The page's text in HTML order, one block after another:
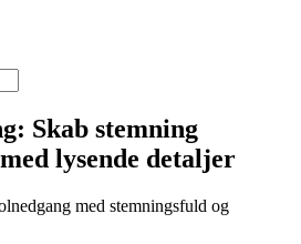
Skab stemning
lysende detaljer
med stemningsfuld og